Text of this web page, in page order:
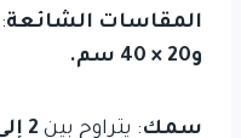
المقاسات الشائعة:
و20 × 40 سم.
سمك: يتراوح بين 2 إلى 3 سم.